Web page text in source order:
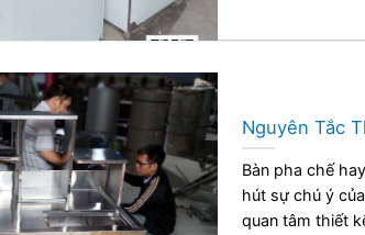
Nguyên Tắc
Bàn pha chế
hút sự chú ý
quan tâm thiết